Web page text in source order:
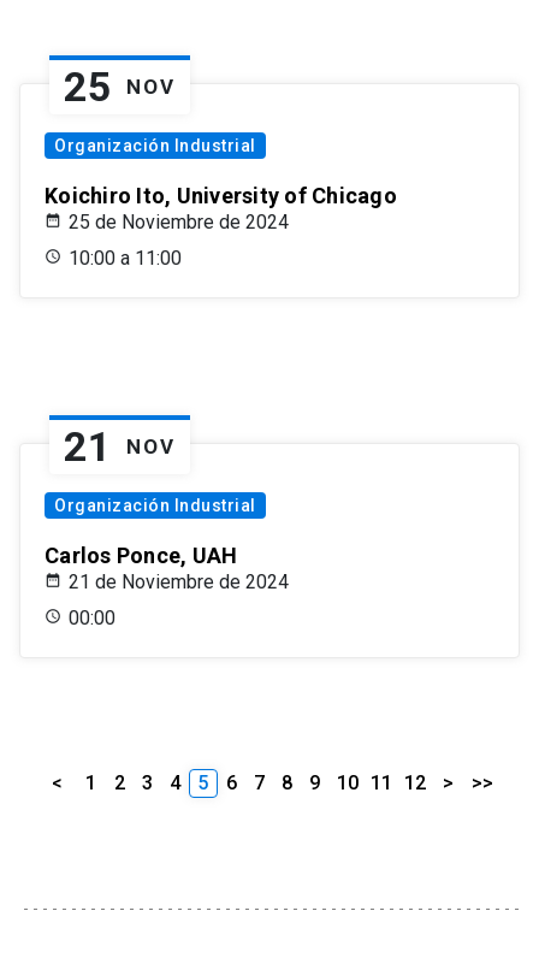
25 NOV
Organización Industrial
Koichiro Ito, University of Chicago
25 de Noviembre de 2024
10:00 a 11:00
21 NOV
Organización Industrial
Carlos Ponce, UAH
21 de Noviembre de 2024
00:00
< 1 2 3 4 5 6 7 8 9 10 11 12 > >>